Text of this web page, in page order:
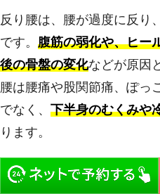
反り腰は、腰が過度に反り
です。 腹筋の弱化や、ヒー
後の骨盤の変化などが原因
腰は腰痛や股関節痛、ぽっ
でなく、 下半身のむくみや
ります。
3.3.1 期待できる効果